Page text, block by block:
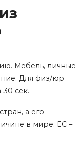
Мебель, личные
Для физ/юр
30 сек.
а его
в мире. ЕС –